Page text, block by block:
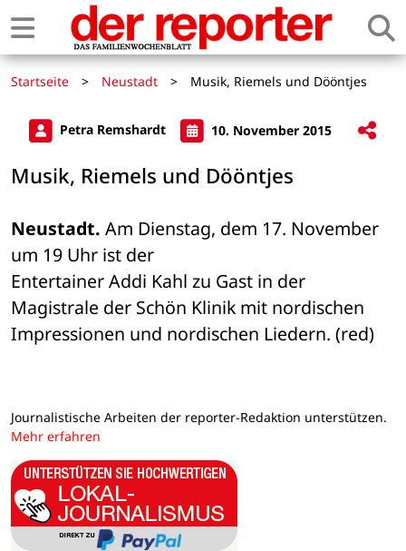
Startseite > Neustadt > Musik, Riemels und Dööntjes
Petra Remshardt 10. November 2015
Musik, Riemels und Dööntjes
Neustadt. Am Dienstag, dem 17. November
um 19 Uhr ist der
Entertainer Addi Kahl zu Gast in der
Magistrale der Schön Klinik mit nordischen
Impressionen und nordischen Liedern. (red)
Journalistische Arbeiten der reporter-Redaktion unterstützen.
Mehr erfahren